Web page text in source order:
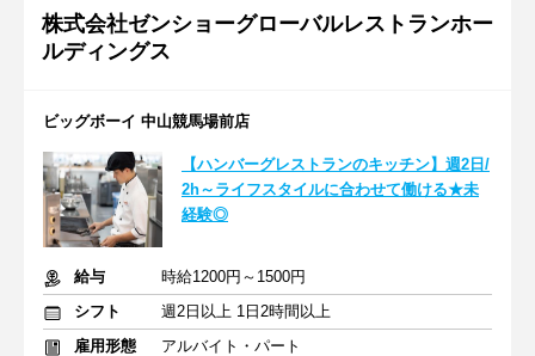
株式会社ゼンショーグローバルレストランホー
ルディングス
ビッグボーイ 中山競馬場前店
【ハンバーグレストランのキッチン】週2日/
2h～ライフスタイルに合わせて働ける★未
経験◎
給与
時給1200円～1500円
シフト
週2日以上 1日2時間以上
雇用形態
アルバイト・パート